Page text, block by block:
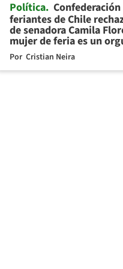
Política Confederación
feriantes de Chile
de senadora Camila
mujer de feria es un
Por Cristian Neira